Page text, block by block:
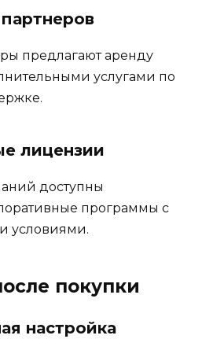
предлагают аренду
услугами по
лицензии
доступны
программы с
условиями.
покупки
настройка